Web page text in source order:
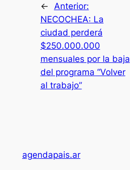
←
Anterior:
NECOCHEA: La
ciudad perderá
$250.000.000
mensuales por la baja
del programa “Volver
al trabajo”
agendapais.ar